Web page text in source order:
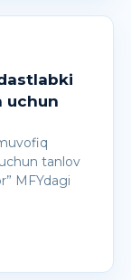
uchun
tanlov
MFYdagi